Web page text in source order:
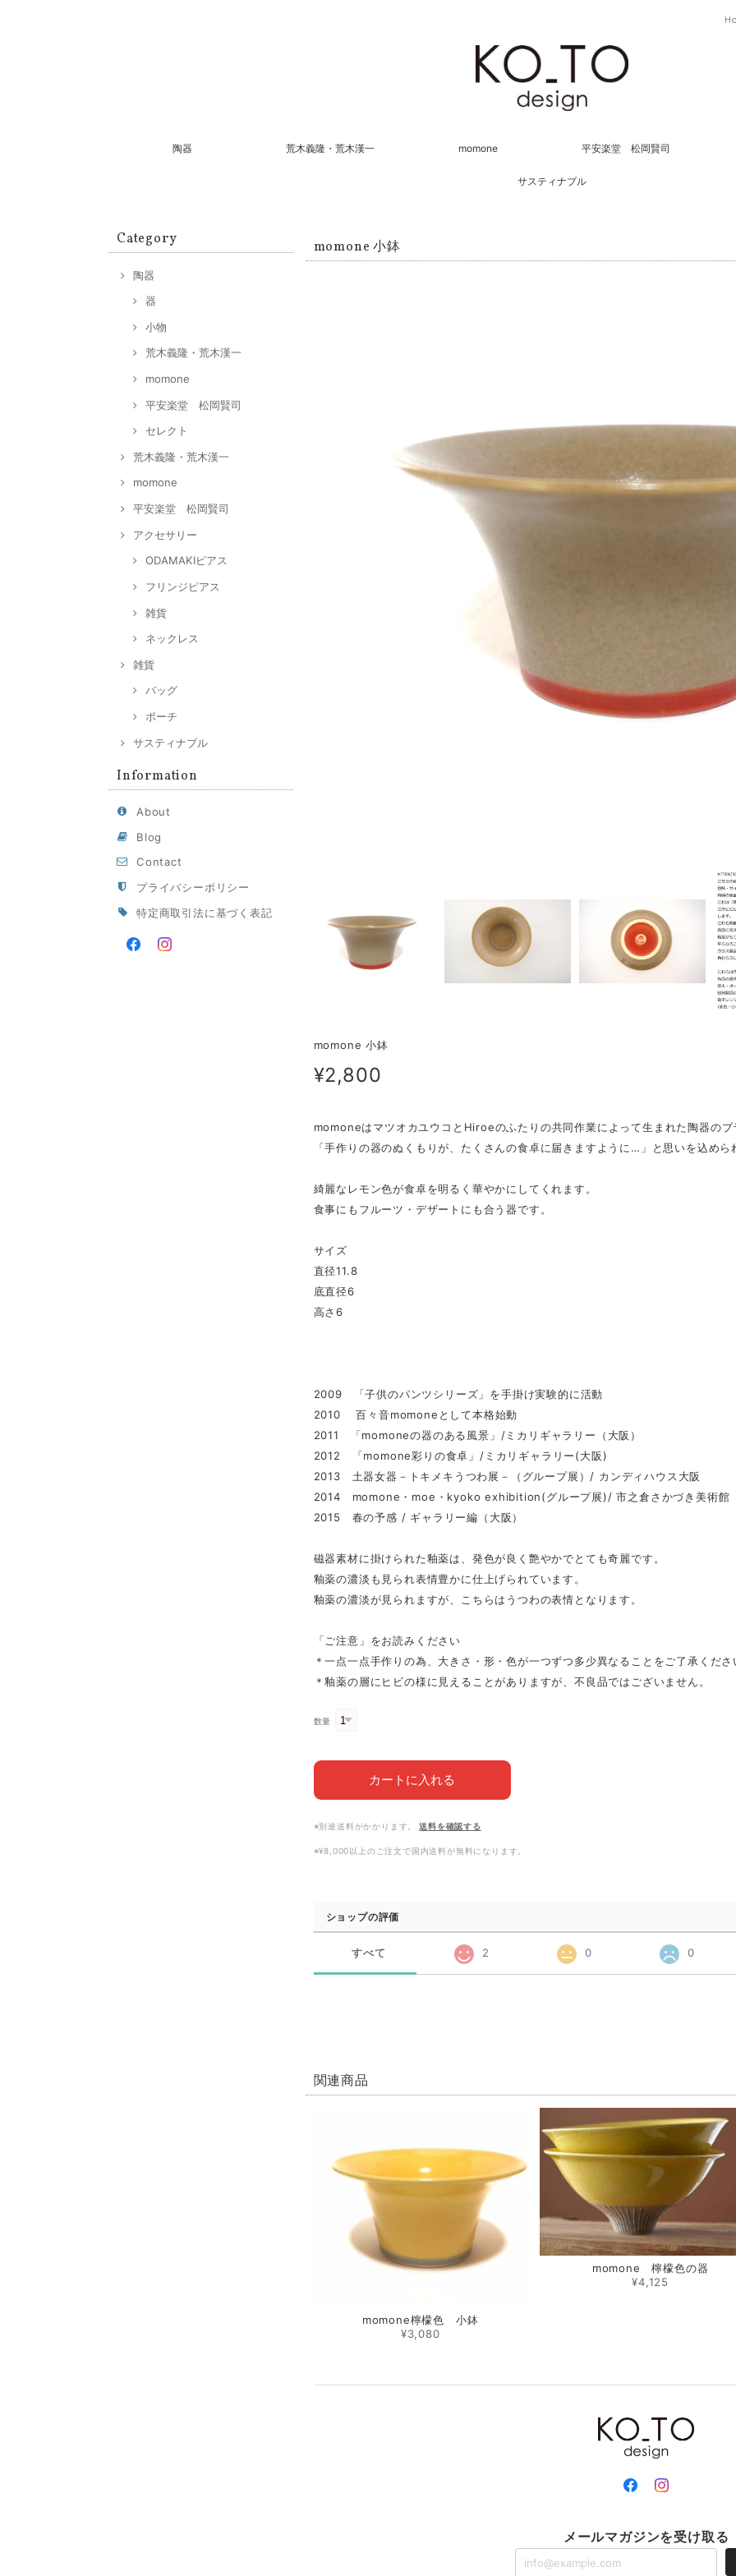
陶器 荒木義隆・荒木漢一 momone 平安楽堂 松岡賢司
サスティナブル
Category
陶器
器
小物
荒木義隆・荒木漢一
momone
平安楽堂 松岡賢司
セレクト
荒木義隆・荒木漢一
momone
平安楽堂 松岡賢司
アクセサリー
ODAMAKIピアス
フリンジピアス
雑貨
ネックレス
雑貨
バッグ
ポーチ
サスティナブル
Information
About
Blog
Contact
プライバシーポリシー
特定商取引法に基づく表記
momone 小鉢
momone 小鉢
¥2,800
momoneはマツオカユウコとHiroeのふたりの共同作業によって生まれた陶器のブ
「手作りの器のぬくもりが、たくさんの食卓に届きますように…」と思いを込め
綺麗なレモン色が食卓を明るく華やかにしてくれます。
食事にもフルーツ・デザートにも合う器です。
サイズ
直径11.8
底直径6
高さ6
2009 「子供のパンツシリーズ」を手掛け実験的に活動
2010 百々音momoneとして本格始動
2011 「momoneの器のある風景」/ミカリギャラリー（大阪）
2012 「momone彩りの食卓」/ミカリギャラリー(大阪)
2013 土器女器－トキメキうつわ展－（グループ展）/ カンディハウス大阪
2014 momone・moe・kyoko exhibition(グループ展)/ 市之倉さかづき美術館（
2015 春の予感 / ギャラリー編（大阪）
磁器素材に掛けられた釉薬は、発色が良く艶やかでとても奇麗です。
釉薬の濃淡も見られ表情豊かに仕上げられています。
釉薬の濃淡が見られますが、こちらはうつわの表情となります。
「ご注意」をお読みください
＊一点一点手作りの為、大きさ・形・色が一つずつ多少異なることをご了承くださ
＊釉薬の層にヒビの様に見えることがありますが、不良品ではございません。
数量
カートに入れる
※別途送料がかかります。 送料を確認する
※¥8,000以上のご注文で国内送料が無料になります。
ショップの評価
すべて 2 0 0
関連商品
momone檸檬色 小鉢
¥3,080
momone 檸檬色の器
¥4,125
メールマガジンを受け取る